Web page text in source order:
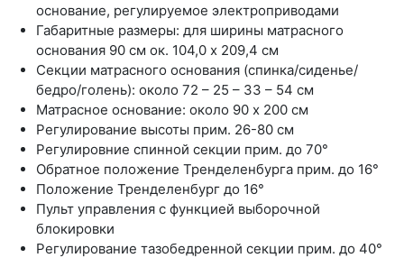
основание, регулируемое электроприводами
Габаритные размеры: для ширины матрасного
основания 90 см ок. 104,0 x 209,4 см
Секции матрасного основания (спинка/сиденье/
бедро/голень): около 72 – 25 – 33 – 54 см
Матрасное основание: около 90 x 200 см
Регулирование высоты прим. 26-80 см
Регулировние спинной секции прим. до 70°
Обратное положение Тренделенбурга прим. до 16°
Положение Тренделенбург до 16°
Пульт управления с функцией выборочной
блокировки
Регулирование тазобедренной секции прим. до 40°